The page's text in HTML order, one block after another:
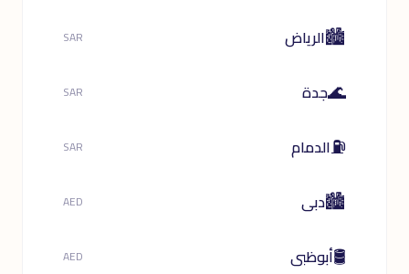
🏙️الرياض SAR
🌊جدة SAR
⛽الدمام SAR
🏙️دبى AED
🛢️أبوظبى AED